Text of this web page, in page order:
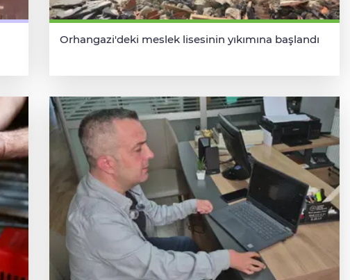
Orhangazi'deki meslek lisesinin yıkımına başlandı